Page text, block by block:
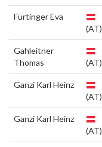
Fürtinger Eva
(AT)
Gahleitner
Thomas
(AT)
Ganzi Karl Heinz
(AT)
Ganzi Karl Heinz
(AT)